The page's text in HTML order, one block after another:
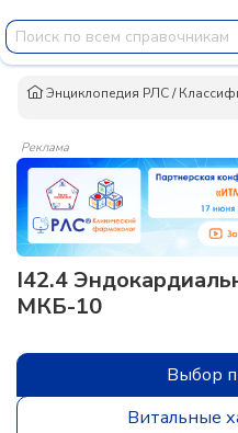
Энциклопедия РЛС/
Реклама
I42.4
МКБ-10
Выбор
Витальные